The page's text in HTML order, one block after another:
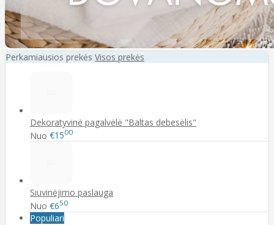
Perkamiausios prekės Visos prekės
Dekoratyvinė pagalvėlė "Baltas debesėlis"
Nuo €1500
Siuvinėjimo paslauga
Nuo €650
Populiari